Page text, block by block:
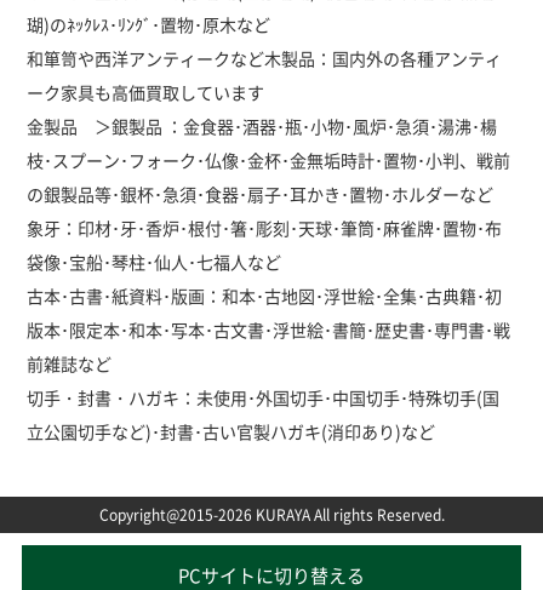
瑚)のﾈｯｸﾚｽ･ﾘﾝｸﾞ･置物･原木など
和箪笥や西洋アンティークなど木製品：国内外の各種アンティ
ーク家具も高価買取しています
金製品 ＞銀製品 ：金食器･酒器･瓶･小物･風炉･急須･湯沸･楊
枝･スプーン･フォーク･仏像･金杯･金無垢時計･置物･小判、戦前
の銀製品等･銀杯･急須･食器･扇子･耳かき･置物･ホルダーなど
象牙：印材･牙･香炉･根付･箸･彫刻･天球･筆筒･麻雀牌･置物･布
袋像･宝船･琴柱･仙人･七福人など
古本･古書･紙資料･版画：和本･古地図･浮世絵･全集･古典籍･初
版本･限定本･和本･写本･古文書･浮世絵･書簡･歴史書･専門書･戦
前雑誌など
切手・封書・ハガキ：未使用･外国切手･中国切手･特殊切手(国
立公園切手など)･封書･古い官製ハガキ(消印あり)など
Copyright@2015-2026 KURAYA All rights Reserved.
PCサイトに切り替える